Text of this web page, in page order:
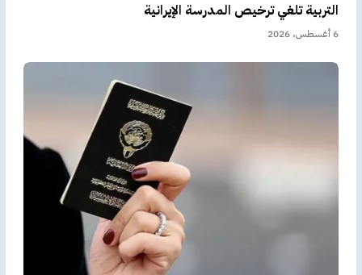
التربية تلغي ترخيص المدرسة الإيرانية
6 أغسطس، 2026